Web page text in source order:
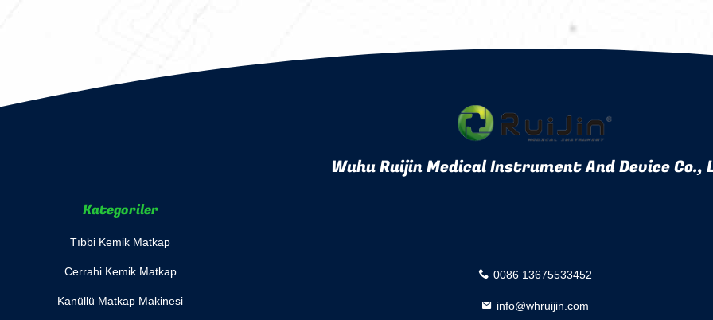
Wuhu Ruijin Medical Instrument And Device Co.,
Kategoriler
Tıbbi Kemik Matkap
Cerrahi Kemik Matkap
Kanüllü Matkap Makinesi
0086 13675533452
info@whruijin.com